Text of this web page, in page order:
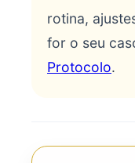
rotina,
for o seu
Protocolo.